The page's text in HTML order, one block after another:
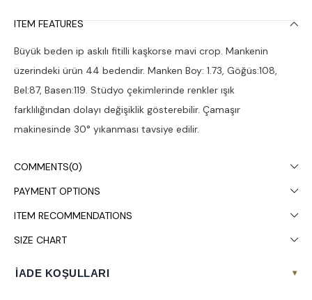
ITEM FEATURES
Büyük beden ip askılı fitilli kaşkorse mavi crop. Mankenin
üzerindeki ürün 44 bedendir. Manken Boy: 1.73, Göğüs:108,
Bel:87, Basen:119. Stüdyo çekimlerinde renkler ışık
farklılığından dolayı değişiklik gösterebilir. Çamaşır
makinesinde 30° yıkanması tavsiye edilir.
COMMENTS(0)
PAYMENT OPTIONS
ITEM RECOMMENDATIONS
SIZE CHART
İADE KOŞULLARI ▾